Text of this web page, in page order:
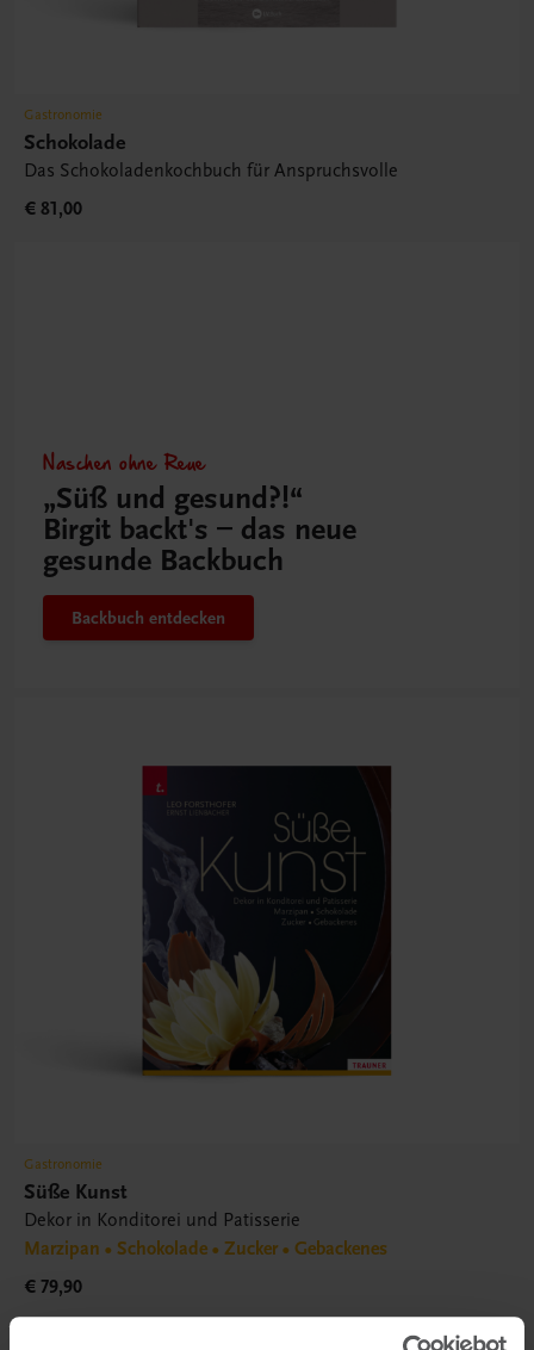
Gastronomie
Schokolade
Das Schokoladenkochbuch für Anspruchsvolle
€ 81,00
Naschen ohne Reue
„Süß und gesund?!“
Birgit backt's – das neue
gesunde Backbuch
Backbuch entdecken
Gastronomie
Süße Kunst
Dekor in Konditorei und Patisserie
Marzipan • Schokolade • Zucker • Gebackenes
€ 79,90